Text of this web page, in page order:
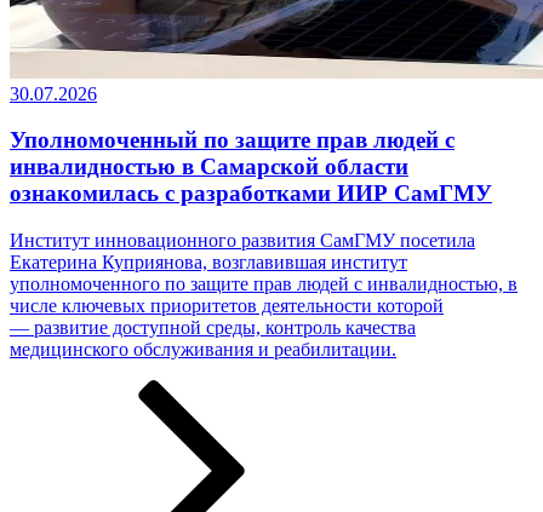
30.07.2026
Уполномоченный по защите прав людей с
инвалидностью в Самарской области
ознакомилась с разработками ИИР СамГМУ
Институт инновационного развития СамГМУ посетила
Екатерина Куприянова, возглавившая институт
уполномоченного по защите прав людей с инвалидностью, в
числе ключевых приоритетов деятельности которой
— развитие доступной среды, контроль качества
медицинского обслуживания и реабилитации.